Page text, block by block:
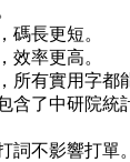
碼長更短。
效率更高。
所有實用字都
含了中研院統
詞不影響打單。